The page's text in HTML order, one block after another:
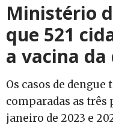
Ministério
que 521
a vacina da
Os casos de
comparadas as três
janeiro de 2023 e